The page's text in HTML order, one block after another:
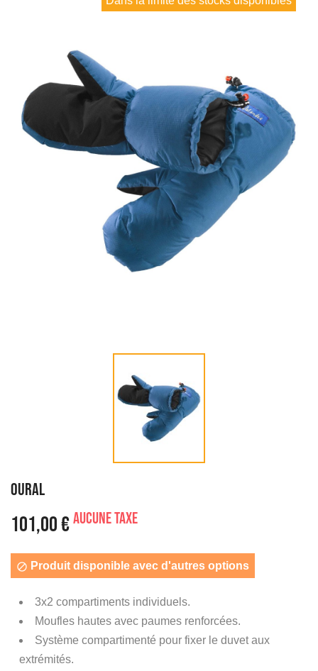
OURAL
101,00 €Aucune taxe
 Produit disponible avec d'autres options
3x2 compartiments individuels.
Moufles hautes avec paumes renforcées.
Système compartimenté pour fixer le duvet aux
extrémités.